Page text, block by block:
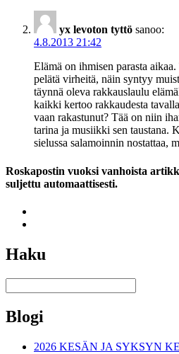
yx levoton tyttö sanoo:
4.8.2013 21:42
Elämä on ihmisen parasta
pelätä virheitä, näin syntyy
täynnä oleva rakkauslaulu
kaikki kertoo rakkaudesta
vaan rakastunut? Tää on niin
tarina ja musiikki sen taustana.
sielussa salamoinnin nostattaa,
Roskapostin vuoksi vanhoista
suljettu automaattisesti.
Haku
Blogi
2026 KESÄN JA SYKSYN